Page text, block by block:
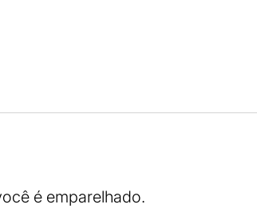
é emparelhado.